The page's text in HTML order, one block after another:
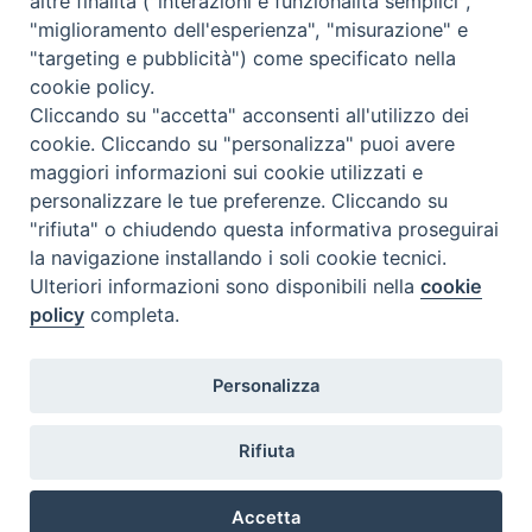
Lezione-25-02-2019-Manoscritti-miniati-Milano-
Prof.-M.-Rossi
Lezione-03-12-2018-Prof.-LUCIONI-Bibliografia
Lezione-04-02-2019-Croce-Chiaravalle-Prof.ssa-
Gagetti
Lezione-28-01-2019-Le-Ampolle-di-Terrasanta-
Prof.-F.-Scirea
Lezione-25-02-2019-handout-Prof.-P.-Chiesa
Lezione-04-02-2019-Chiaravalle-Prof.ssa-Gagetti
Cavalieri del Santo Sepolcro 3 - Milano
"miglioramento dell'esperienza", "misurazione" e
"targeting e pubblicità") come specificato nella
cookie policy.
Cliccando su "accetta" acconsenti all'utilizzo dei
cookie. Cliccando su "personalizza" puoi avere
maggiori informazioni sui cookie utilizzati e
personalizzare le tue preferenze. Cliccando su
"rifiuta" o chiudendo questa informativa proseguirai
la navigazione installando i soli cookie tecnici.
Ulteriori informazioni sono disponibili nellacookie
policy completa.
Personalizza
Rifiuta
Accetta